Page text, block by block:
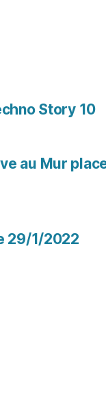
Story 10
au Mur
29/1/2022